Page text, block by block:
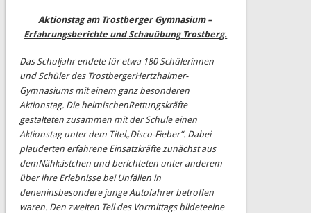
Aktionstag am Trostberger Gymnasium –
Erfahrungsberichte und SchauübungTrostberg.
Das Schuljahr endete für etwa 180 Schülerinnen
und Schüler des TrostbergerHertzhaimer-
Gymnasiums mit einem ganz besonderen
Aktionstag. Die heimischenRettungskräfte
gestalteten zusammen mit der Schule einen
Aktionstag unter dem Titel„Disco-Fieber“. Dabei
plauderten erfahrene Einsatzkräfte zunächst aus
demNähkästchen und berichteten unter anderem
über ihre Erlebnisse bei Unfällen in
deneninsbesondere junge Autofahrer betroffen
waren. Den zweiten Teil des Vormittags bildeteeine